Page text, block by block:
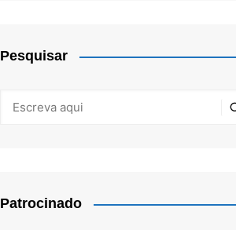
Pesquisar
Patrocinado